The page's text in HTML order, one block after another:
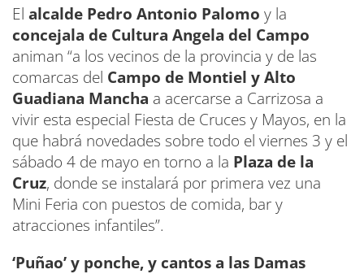
El alcalde Pedro Antonio Palomo y la
concejala de Cultura Angela del Campo
animan “a los vecinos de la provincia y de las
comarcas del Campo de Montiel y Alto
Guadiana Mancha a acercarse a Carrizosa a
vivir esta especial Fiesta de Cruces y Mayos, en la
que habrá novedades sobre todo el viernes 3 y el
sábado 4 de mayo en torno a la Plaza de la
Cruz, donde se instalará por primera vez una
Mini Feria con puestos de comida, bar y
atracciones infantiles”.
‘Puñao’ y ponche, y cantos a las Damas